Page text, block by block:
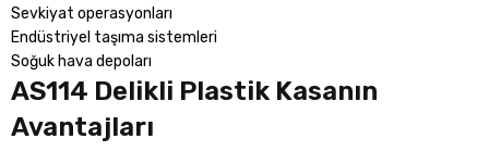
Sevkiyat operasyonları
Endüstriyel taşıma sistemleri
Soğuk hava depoları
AS114 Delikli Plastik Kasanın
Avantajları